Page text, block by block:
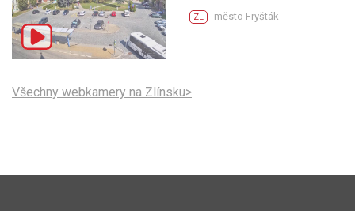
ZL město Fryšták
Všechny webkamery na Zlínsku>